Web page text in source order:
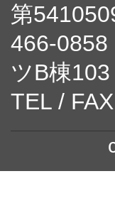
第
466-0858
ツB棟103
TEL /